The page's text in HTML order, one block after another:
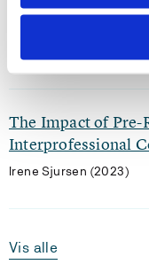
The Impact of Pre-
Interprofessional
Irene Sjursen (2023)
Vis alle